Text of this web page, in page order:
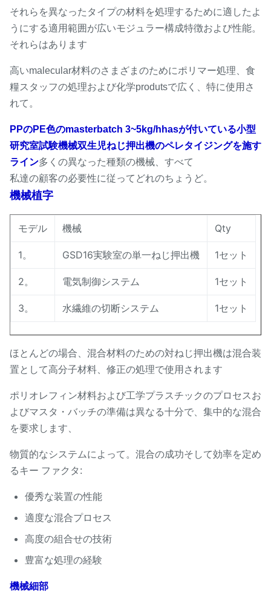
それらを異なったタイプの材料を処理するために適したよ
うにする適用範囲が広いモジュラー構成特徴および性能。
それらはあります
高いmalecular材料のさまざまのためにポリマー処理、食
糧スタッフの処理および化学produtsで広く、特に使用さ
れて。
PPのPE色のmasterbatch 3~5kg/hhasが付いている小型
研究室試験機械双生児ねじ押出機のペレタイジングを施す
ライン多くの異なった種類の機械、すべて
私達の顧客の必要性に従ってどれのちょうど。
機械植字
モデル 機械 Qty
1。 GSD16実験室の単一ねじ押出機 1セット
2。 電気制御システム 1セット
3。 水繊維の切断システム 1セット
ほとんどの場合、混合材料のための対ねじ押出機は混合装
置として高分子材料、修正の処理で使用されます
ポリオレフィン材料および工学プラスチックのプロセスお
よびマスタ・バッチの準備は異なる十分で、集中的な混合
を要求します、
物質的なシステムによって。混合の成功そして効率を定め
るキー ファクタ:
優秀な装置の性能
適度な混合プロセス
高度の組合せの技術
豊富な処理の経験
機械細部